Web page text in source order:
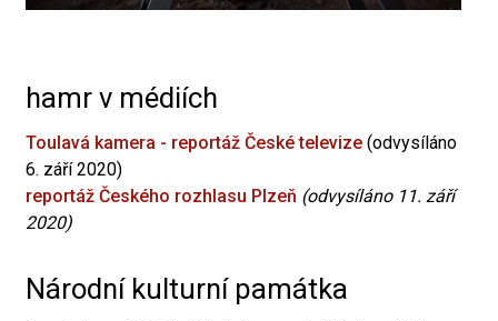
hamr v médiích
Toulavá kamera - reportáž České televize (odvysíláno
6. září 2020)
reportáž Českého rozhlasu Plzeň (odvysíláno 11. září
2020)
Národní kulturní památka